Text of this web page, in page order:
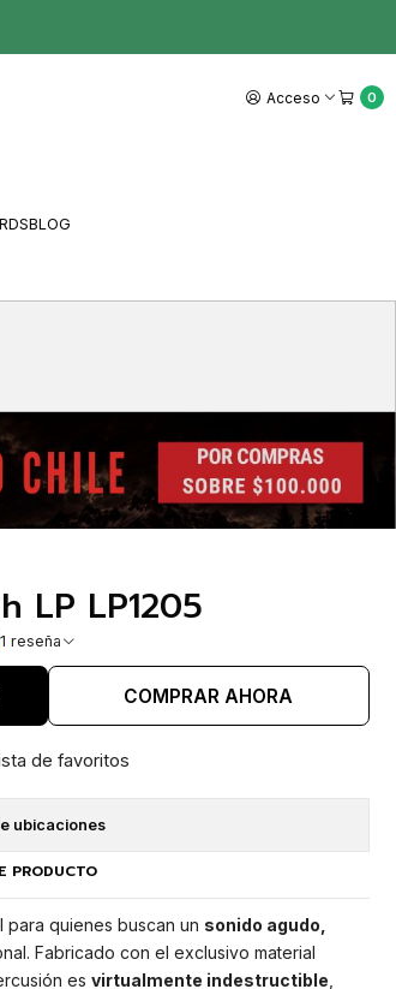
Acceso 0
BLOG
LP LP1205
1 reseña
COMPRAR AHORA
de favoritos
ubicaciones
PRODUCTO
quienes buscan un sonido agudo,
Fabricado con el exclusivo material
es virtualmente indestructible